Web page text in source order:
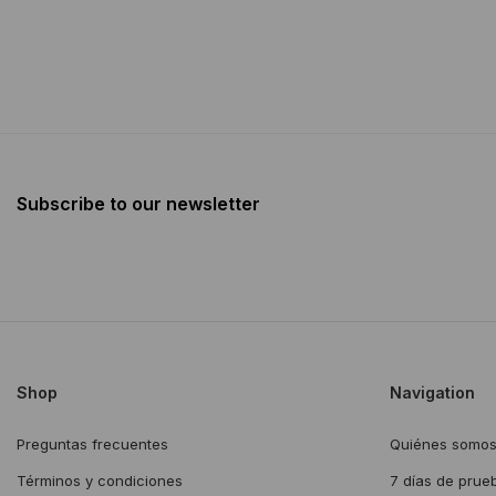
Subscribe to our newsletter
Shop
Preguntas frecuentes
Términos y condiciones
Navigation
Quiénes somos
7 días de